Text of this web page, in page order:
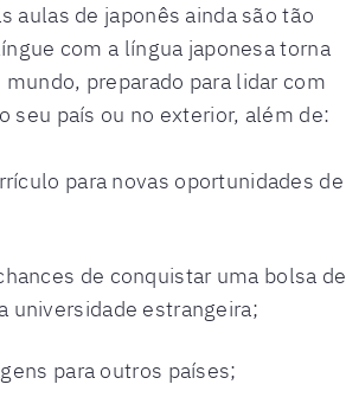
aulas de japonês ainda são tão
com a língua japonesa torna
preparado para lidar com
seu país ou no exterior, além de:
para novas oportunidades de
de conquistar uma bolsa de
universidade estrangeira;
para outros países;